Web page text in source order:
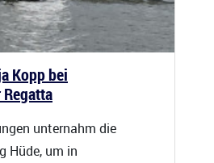
Kopp bei
unternahm die
Hüde, um in